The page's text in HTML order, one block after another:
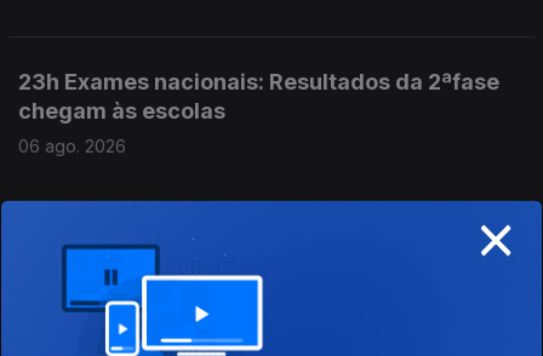
23h Exames nacionais: Resultados da 2ªfase
chegam às escolas
06 ago. 2026
18h Rui Oliveira é o novo camisola amarela na
06 ago. 2026
×